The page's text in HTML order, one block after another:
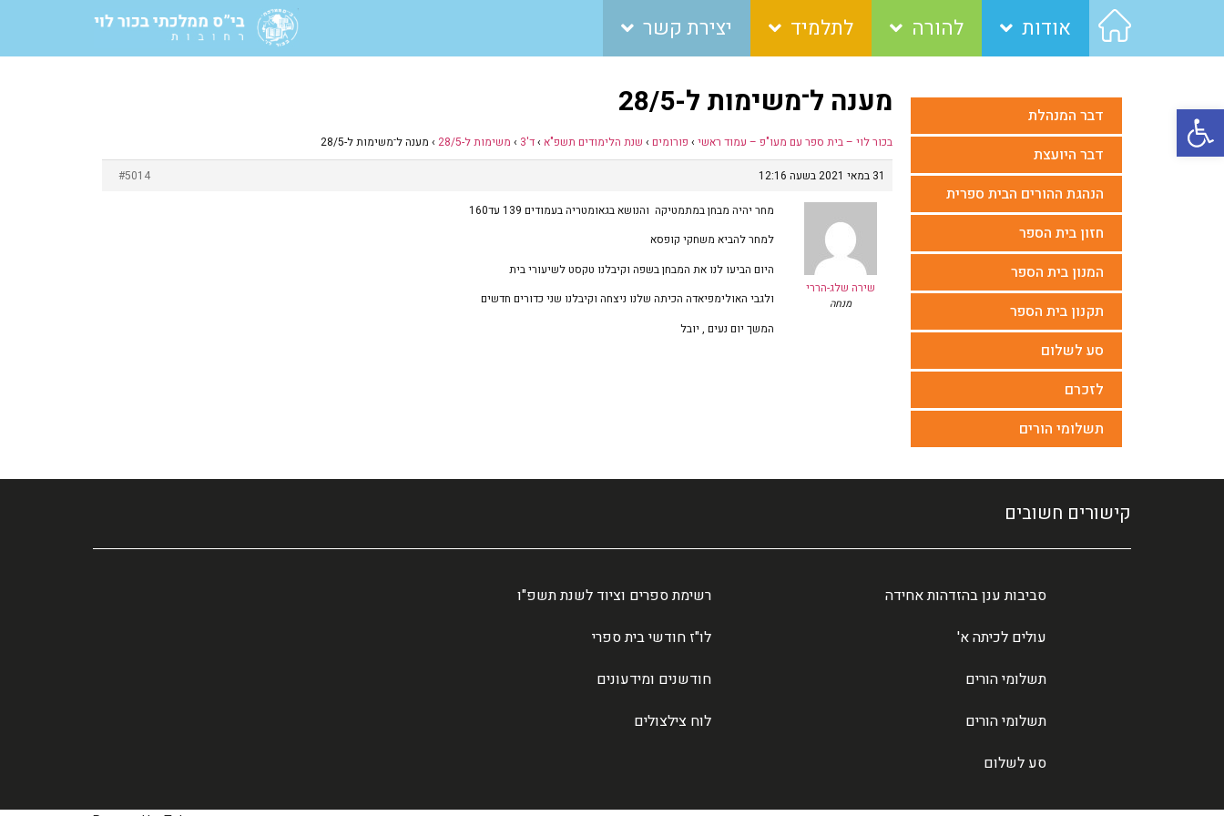
פתח סרגל נגישות
אודות להורה לתלמיד יצירת קשר
דבר המנהלת
דבר היועצת
הנהגת ההורים הבית ספרית
חזון בית הספר
המנון בית הספר
תקנון בית הספר
סע לשלום
לזכרם
תשלומי הורים
מענה ל־משימות ל-28/5
בכור לוי – בית ספר עם מעו"פ – עמוד ראשי › פורומים › שנת הלימודים תשפ"א ›ד'3 › משימות ל-28/5 › מענה ל־משימות ל-28/5
31 במאי 2021 בשעה 12:16 #5014
שירה שלג-הררי
מנחה
מחר יהיה מבחן במתמטיקה והנושא בגאומטריה בעמודים 139 עד160
למחר להביא משחקי קופסא
היום הביעו לנו את המבחן בשפה וקיבלנו טקסט לשיעורי בית
ולגבי האולימפיאדה הכיתה שלנו ניצחה וקיבלנו שני כדורים חדשים
המשך יום נעים , יובל
קישורים חשובים
סביבות ענן בהזדהות אחידה
עולים לכיתה א'
תשלומי הורים
תשלומי הורים
סע לשלום
רשימת ספרים וציוד לשנת תשפ"ו
לו"ז חודשי בית ספרי
חודשנים ומידעונים
לוח צילצולים